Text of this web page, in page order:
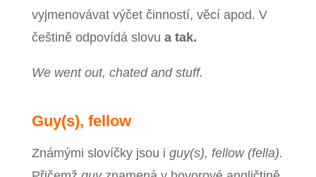
vyjmenovávat výčet činností, věcí apod. V
češtině odpovídá slovu a tak.
We went out, chated and stuff.
Guy(s), fellow
Známými slovíčky jsou i guy(s), fellow (fella).